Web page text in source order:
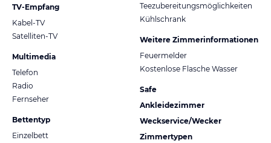
TV-Empfang
Kabel-TV
Satelliten-TV
Multimedia
Telefon
Radio
Fernseher
Bettentyp
Einzelbett
Teezubereitungsmöglichkeiten
Kühlschrank
Weitere Zimmerinformationen
Feuermelder
Kostenlose Flasche Wasser
Safe
Ankleidezimmer
Weckservice/Wecker
Zimmertypen